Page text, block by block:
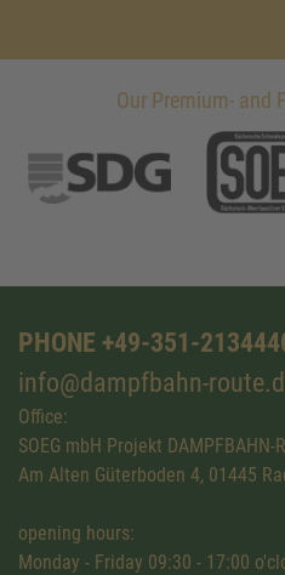
Our Premium- and
PHONE +49-351-
info@dampfbahn-
Office:
SOEG mbH Projekt DAMPFBAHN-
Am Alten Güterboden 4, 01445
opening hours:
Monday - Friday 09:30 - 17:00